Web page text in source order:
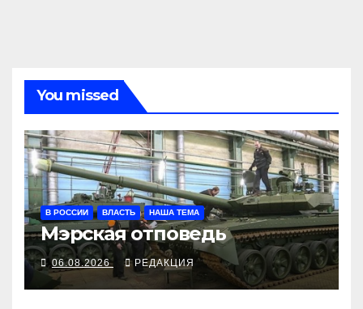
You missed
В РОССИИ ВЛАСТЬ НАША ТЕМА
Мэрская отповедь
06.08.2026 РЕДАКЦИЯ